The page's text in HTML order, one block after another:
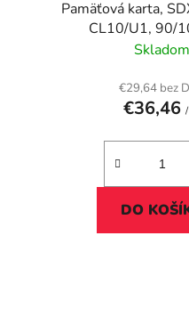
Pamäťová karta,
CL10/U1, 90/
VERBATIMSkladom
€29,64 bez
€36,46
DO